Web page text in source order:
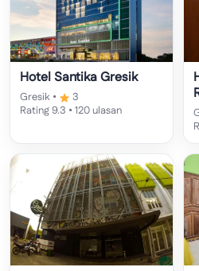
Hotel Santika Gresik
Gresik •
3
Rating 9.3 • 120 ulasan